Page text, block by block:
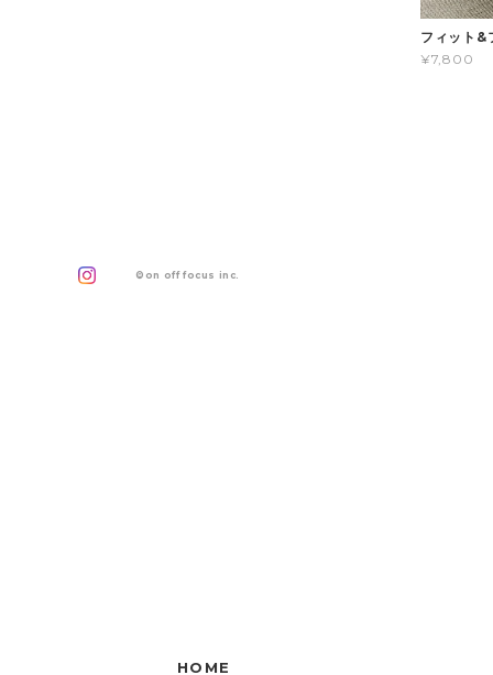
フィット&
¥7,800
©on off focus inc.
HOME